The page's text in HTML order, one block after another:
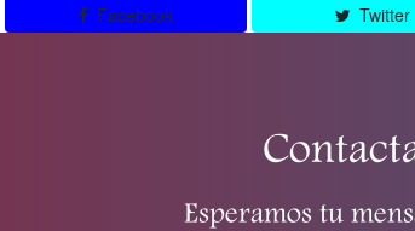
Facebook Twitter
Esperamos tu